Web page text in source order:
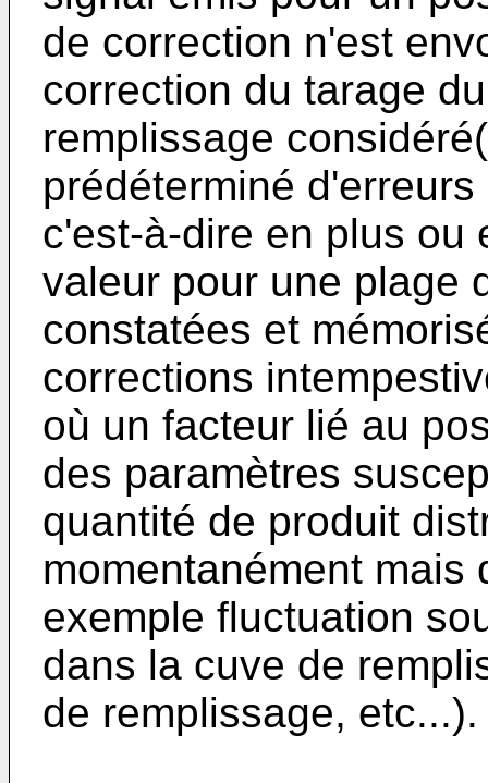
de correction n'est
correction du tarage
remplissage
prédéterminé
c'est-à-dire en plus ou
valeur pour une plage
constatées et
corrections
où un facteur lié au
des paramètres
quantité de produit
momentanément mais
exemple fluctuation
dans la cuve de
de remplissage, etc...).